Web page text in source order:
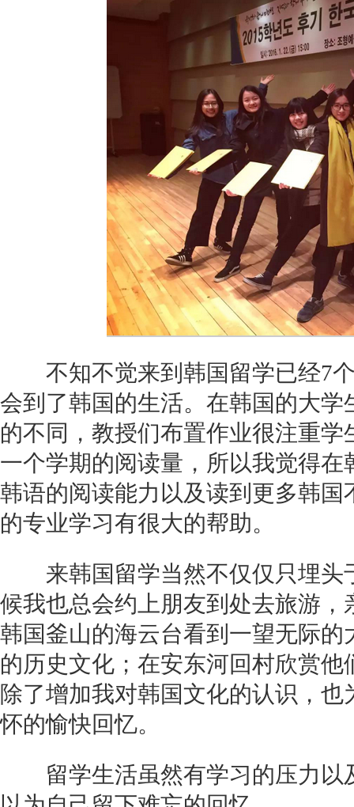
不知不觉来到韩国留学已经7个
会到了韩国的生活。在韩国的大
的不同，教授们布置作业很注重
一个学期的阅读量，所以我觉得
韩语的阅读能力以及读到更多韩
的专业学习有很大的帮助。
来韩国留学当然不仅仅只埋头
候我也总会约上朋友到处去旅游
韩国釜山的海云台看到一望无际
的历史文化；在安东河回村欣赏他
除了增加我对韩国文化的认识，
怀的愉快回忆。
留学生活虽然有学习的压力以